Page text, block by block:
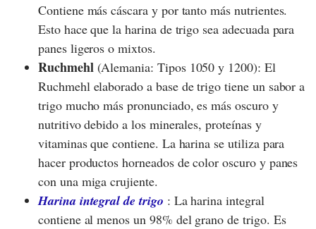
Contiene más cáscara y por tanto más nutrientes.
Esto hace que la harina de trigo sea adecuada para
panes ligeros o mixtos.
Ruchmehl(Alemania: Tipos 1050 y 1200): El
Ruchmehl elaborado a base de trigo tiene un sabor a
trigo mucho más pronunciado, es más oscuro y
nutritivo debido a los minerales, proteínas y
vitaminas que contiene. La harina se utiliza para
hacer productos horneados de color oscuro y panes
con una miga crujiente.
Harina integral de trigo : La harina integral
contiene al menos un 98% del grano de trigo. Es